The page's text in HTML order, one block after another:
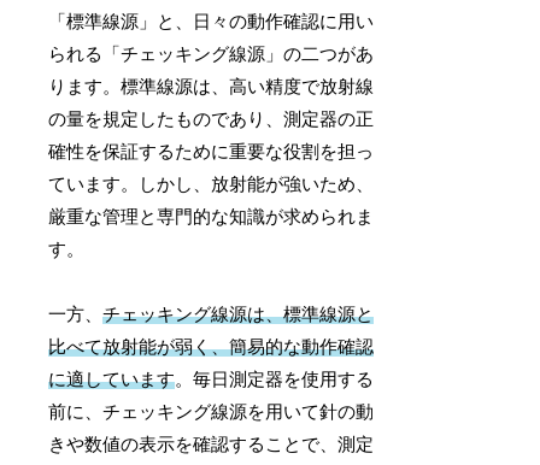
「標準線源」と、日々の動作確認に用い
られる「チェッキング線源」の二つがあ
ります。標準線源は、高い精度で放射線
の量を規定したものであり、測定器の正
確性を保証するために重要な役割を担っ
ています。しかし、放射能が強いため、
厳重な管理と専門的な知識が求められま
す。
一方、チェッキング線源は、標準線源と
比べて放射能が弱く、簡易的な動作確認
に適しています。毎日測定器を使用する
前に、チェッキング線源を用いて針の動
きや数値の表示を確認することで、測定